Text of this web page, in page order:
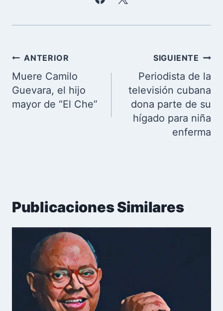
Navegación
de
entradas
ANTERIOR
Muere Camilo
Guevara, el hijo
mayor de “El Che”
SIGUIENTE
Periodista de la
televisión cubana
dona parte de su
hígado para niña
enferma
Publicaciones Similares